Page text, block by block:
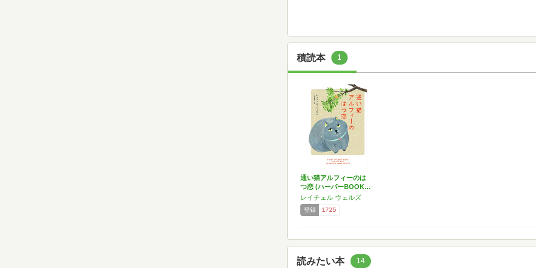
積読本 1
通い猫アルフィーのは
つ恋 (ハーパーBOOK…
レイチェル ウェルズ
登録 1725
読みたい本 14